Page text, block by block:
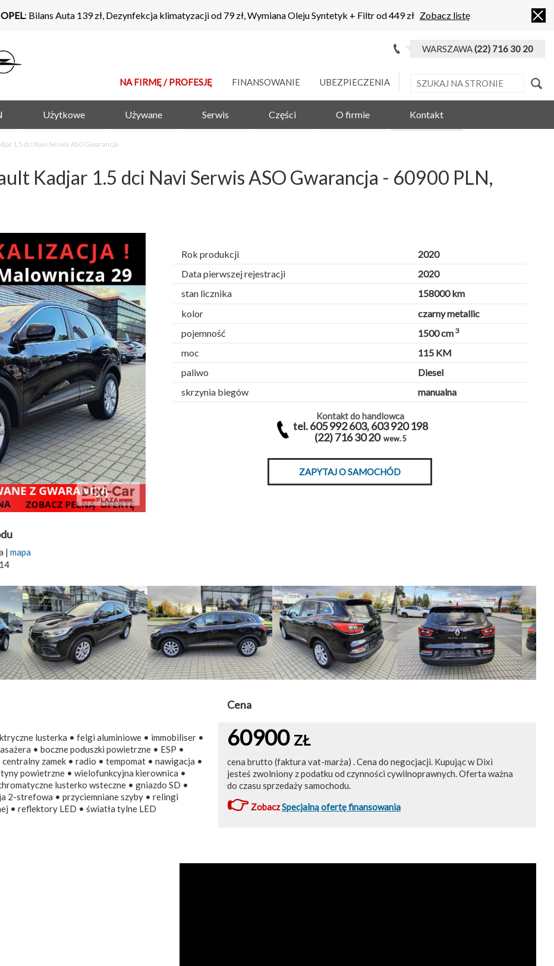
: Bilans Auta 139 zł, Dezynfekcja klimatyzacji od 79 zł, Wymiana Oleju Syntetyk + Filtr od 449 zł Zobacz listę
WARSZAWA(22) 716 30 20
NA FIRMĘ / PROFESJĘ FINANSOWANIE UBEZPIECZENIA
Użytkowe Używane Serwis Części O firmie Kontakt
1.5 dci Navi Serwis ASO Gwarancja
Kadjar 1.5 dci Navi Serwis ASO Gwarancja - 60900 PLN,
| mapa
Rok produkcji
2020
Data pierwszej rejestracji
2020
stan licznika
158000 km
kolor
czarny metallic
pojemność
1500 cm 3
moc
115 KM
paliwo
Diesel
skrzynia biegów
manualna
Kontakt do handlowca
tel. 605 992 603, 603 920 198
(22) 716 30 20 wew. 5
ZAPYTAJ O SAMOCHÓD
Cena
60900 ZŁ
cena brutto (faktura vat-marża) . Cena do negocjacji. Kupując w Dixi
jesteś zwolniony z podatku od czynności cywilnoprawnych. Oferta ważna
do czasu sprzedaży samochodu.
👉ZobaczSpecjalną ofertę finansowania
lusterka • felgi aluminiowe • immobiliser •
• boczne poduszki powietrzne • ESP •
zamek • radio • tempomat • nawigacja •
powietrzne • wielofunkcyjna kierownica •
lusterko wsteczne • gniazdo SD •
2-strefowa • przyciemniane szyby • relingi
• reflektory LED • światła tylne LED